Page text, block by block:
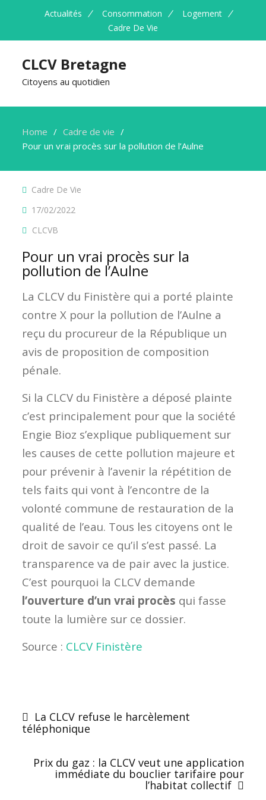
Actualités Consommation
Logement
Cadre De Vie
CLCV Bretagne
Citoyens au quotidien
Home
Cadre de vie
Pour un vrai procès sur la pollution de l’Aulne
Cadre De Vie
17/02/2022
CLCVB
Pour un vrai procès sur la
pollution de l’Aulne
La CLCV du Finistère qui a porté plainte
contre X pour la pollution de l’Aulne a
reçu du procureur de la République un
avis de proposition de composition
pénale.
Si la CLCV du Finistère a déposé plainte
c’est principalement pour que la société
Engie Bioz s’explique publiquement sur
les causes de cette pollution majeure et
pour prévenir à l’avenir la répétition de
tels faits qui vont à l’encontre de la
volonté commune de restauration de la
qualité de l’eau. Tous les citoyens ont le
droit de savoir ce qu’il s’est passé. La
transparence va de pair avec la justice.
C’est pourquoi la CLCV demande
l’ouverture d’un vrai procès qui fasse
toute la lumière sur ce dossier.
Source : CLCV Finistère
La CLCV refuse le harcèlement
téléphonique
Prix du gaz : la CLCV veut une application
immédiate du bouclier tarifaire pour
l’habitat collectif